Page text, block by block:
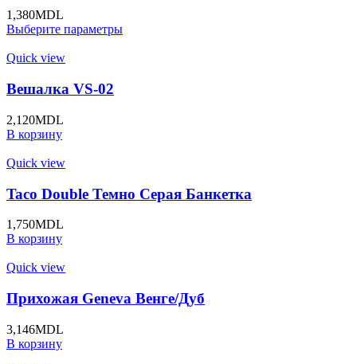
1,380MDL
Выберите параметры
Quick view
Вешалка VS-02
2,120MDL
В корзину
Quick view
Taco Double Темно Серая Банкетка
1,750MDL
В корзину
Quick view
Прихожая Geneva Венге/Дуб
3,146MDL
В корзину